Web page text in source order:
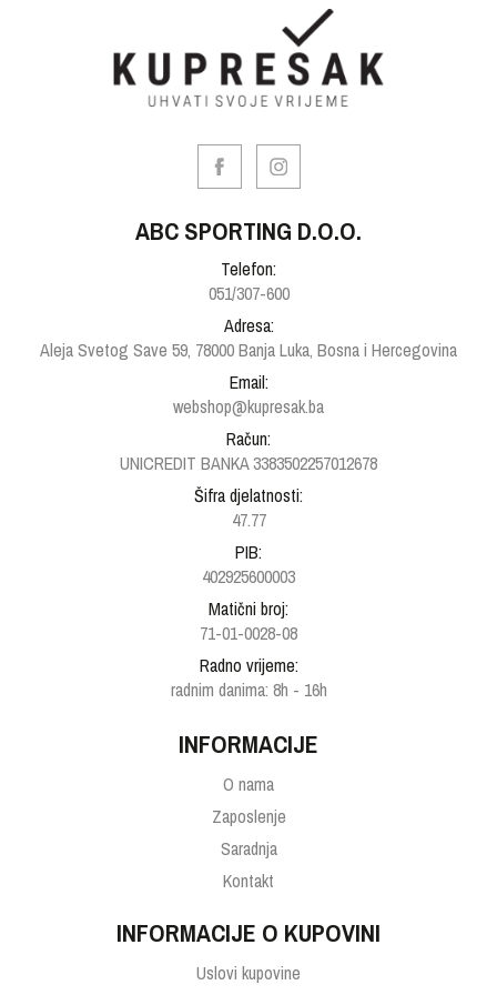
ABC SPORTING D.O.O.
Telefon:
051/307-600
Adresa:
Aleja Svetog Save 59, 78000 Banja Luka, Bosna i Hercegovina
Email:
webshop@kupresak.ba
Račun:
UNICREDIT BANKA 3383502257012678
Šifra djelatnosti:
47.77
PIB:
402925600003
Matični broj:
71-01-0028-08
Radno vrijeme:
radnim danima: 8h - 16h
INFORMACIJE
O nama
Zaposlenje
Saradnja
Kontakt
INFORMACIJE O KUPOVINI
Uslovi kupovine